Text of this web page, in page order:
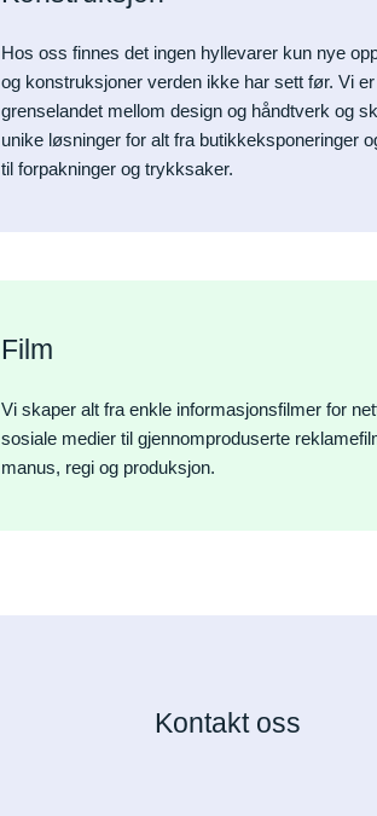
Hos oss finnes det ingen hyllevarer kun nye
og konstruksjoner verden ikke har sett før. Vi er
grenselandet mellom design og håndtverk og
unike løsninger for alt fra butikkeksponeringer
til forpakninger og trykksaker.
Film
Vi skaper alt fra enkle informasjonsfilmer for
sosiale medier til gjennomproduserte
manus, regi og produksjon.
Kontakt oss